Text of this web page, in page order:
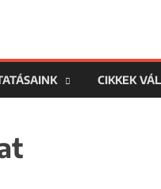
CIKKEK